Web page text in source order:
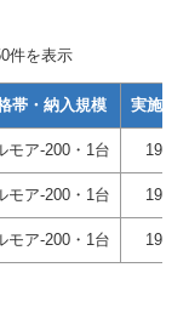
件を表示
帯・納入規模 実施・
モア-200・1台 1993
モア-200・1台 1993
モア-200・1台 1992